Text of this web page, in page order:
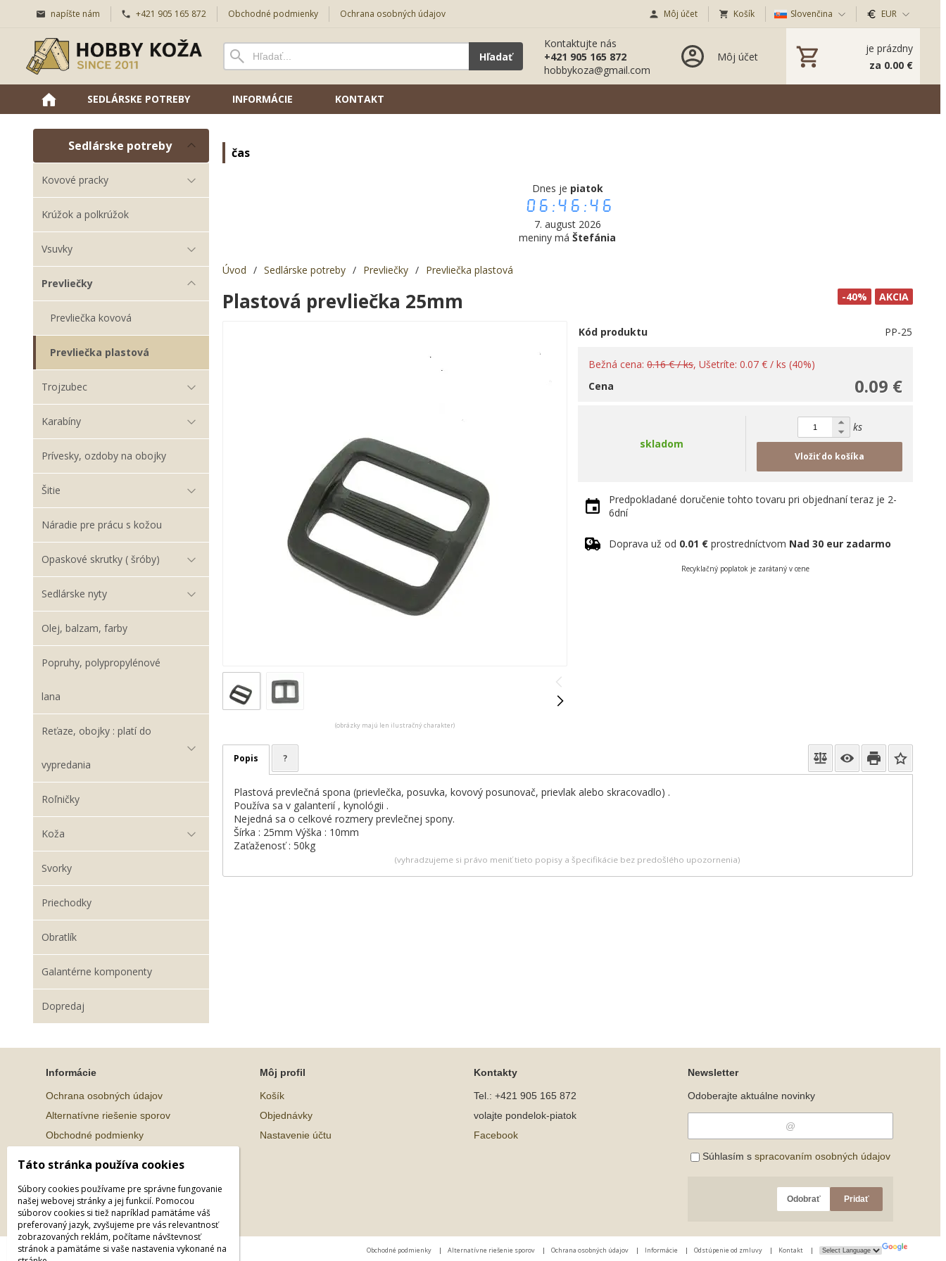
napíšte nám +421 905 165 872 Obchodné podmienky Ochrana osobných údajov Môj účet Košík Slovenčina EUR
Hľadať
Kontaktujte nás
+421 905 165 872
hobbykoza@gmail.com
Môj účet
je prázdny
za 0.00 €
SEDLÁRSKE POTREBY INFORMÁCIE KONTAKT
Sedlárske potreby
Kovové pracky
Krúžok a polkrúžok
Vsuvky
Prevliečky
Prevliečka kovová
Prevliečka plastová
Trojzubec
Karabíny
Prívesky, ozdoby na obojky
Šitie
Náradie pre prácu s kožou
Opaskové skrutky ( šróby)
Sedlárske nyty
Olej, balzam, farby
Popruhy, polypropylénové
lana
Reťaze, obojky : platí do
vypredania
Roľničky
Koža
Svorky
Priechodky
Obratlík
Galantérne komponenty
Dopredaj
čas
Dnes je piatok
06:46:47
7. august 2026
meniny máŠtefánia
Úvod / Sedlárske potreby / Prevliečky / Prevliečka plastová
AKCIA
-40%
Plastová prevliečka 25mm
(obrázky majú len ilustračný charakter)
Kód produktu PP-25
Bežná cena:0.16 € / ks, Ušetríte: 0.07 € / ks (40%)
0.09 €
Cena
skladom
ks
Vložiť do košíka
Predpokladané doručenie tohto tovaru pri objednaní teraz je 2-
6dní
Doprava už od 0.01 € prostredníctvom Nad 30 eur zadarmo
Recyklačný poplatok je zarátaný v cene
Popis ?
Plastová prevlečná spona (prievlečka, posuvka, kovový posunovač, prievlak alebo skracovadlo) .
Používa sa v galanterií , kynológii .
Nejedná sa o celkové rozmery prevlečnej spony.
Šírka : 25mm Výška : 10mm
Zaťaženosť : 50kg
(vyhradzujeme si právo meniť tieto popisy a špecifikácie bez predošlého upozornenia)
Informácie
Ochrana osobných údajov
Alternatívne riešenie sporov
Obchodné podmienky
Môj profil
Košík
Objednávky
Nastavenie účtu
Kontakty
Tel.: +421 905 165 872
volajte pondelok-piatok
Facebook
Newsletter
Odoberajte aktuálne novinky
Súhlasím s spracovaním osobných údajov
Odobrať Pridať
© 2026 WEXBO |www.wexbo.com|Prihlásiť Obchodné podmienky | Alternatívne riešenie sporov | Ochrana osobných údajov | Informácie | Odstúpenie od zmluvy | Kontakt |
Táto stránka používa cookies
Súbory cookies používame pre správne fungovanie
našej webovej stránky a jej funkcií. Pomocou
súborov cookies si tiež napríklad pamätáme váš
preferovaný jazyk, zvyšujeme pre vás relevantnosť
zobrazovaných reklám, počítame návštevnosť
stránok a pamätáme si vaše nastavenia vykonané na